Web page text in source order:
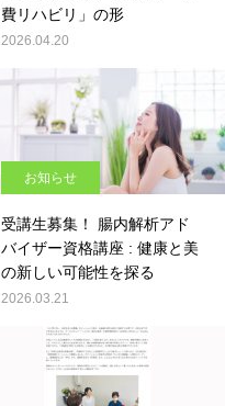
費リハビリ」の形
2026.04.20
お知らせ
受講生募集！ 腸内解析アド
バイザー資格講座 : 健康と美
の新しい可能性を探る
2026.03.21